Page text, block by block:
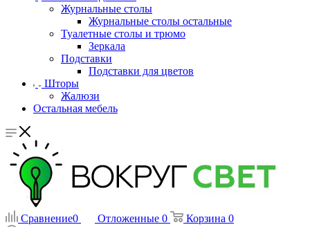
Журнальные столы
Журнальные столы остальные
Туалетные столы и трюмо
Зеркала
Подставки
Подставки для цветов
Шторы
Жалюзи
Остальная мебель
Сравнение0 Отложенные 0 Корзина 0